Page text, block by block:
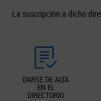
La suscripción a dicho
DARSE DE ALTA
EN EL
DIRECTORIO